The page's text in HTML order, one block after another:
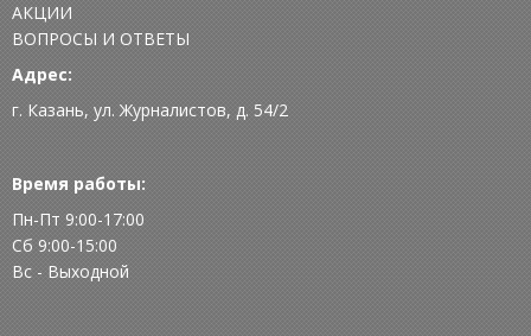
АКЦИИ
ВОПРОСЫ И ОТВЕТЫ
Адрес:
г. Казань, ул. Журналистов, д. 54/2
Время работы:
Пн-Пт 9:00-17:00
Сб 9:00-15:00
Вс - Выходной